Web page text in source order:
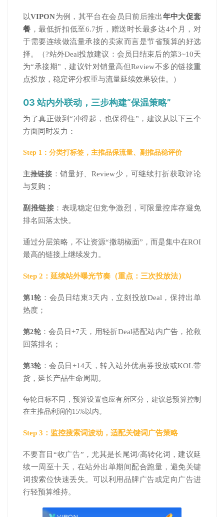
以VIPON为例，其平台在会员日前后推出年中大促套
餐 ，最低折扣低至6.7折，赠送时长最多达4个月，对
于需要连续做流量承接的卖家而言是节省预算的好选
择。
（?站外Deal投放建议：会员日结束后的第3~10天
为“承接期”，建议针对销量高但Review不多的链接重
点投放，稳定评分权重与流量延续效果较佳。）
03 站内外联动，三步构建“保温策略”
为了真正做到“冲得起，也保得住”，建议从以下三个
方面同时发力：
Step 1：分类打标签，主推品保流量、副推品稳评价
主推链接 ：销量好、Review少，可继续打折获取评论
与复购；
副推链接 ：表现稳定但竞争激烈，可限量控库存避免
排名回落太快。
通过分层策略，不让资源“撒胡椒面”，而是集中在ROI
最高的链接上继续发力。
Step 2：延续站外曝光节奏（重点：三次投放法）
第1轮 ：会员日结束3天内，立刻投放Deal，保持出单
热度；
第2轮：会员日+7天，用轻折Deal搭配站内广告，抢救
回落排名；
第3轮 ：会员日+14天，转入站外优惠券投放或KOL带
货，延长产品生命周期。
每轮目标不同，预算设置也应有所区分，建议总预算控制
在主推品利润的15%以内。
Step 3：监控搜索词波动，适配关键词广告策略
不要盲目“收广告”，尤其是长尾词/高转化词，建议延
续一周至十天，在站外出单期间配合跑量，避免关键
词搜索位快速丢失。可以利用品牌广告或定向广告进
行轻预算维持。